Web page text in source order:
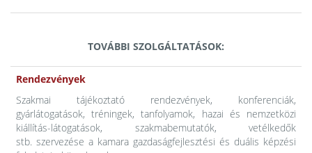
TOVÁBBI SZOLGÁLTATÁSOK:
Rendezvények
Szakmai tájékoztató rendezvények, konferenciák,
gyárlátogatások, tréningek, tanfolyamok, hazai és nemzetközi
kiállítás-látogatások, szakmabemutatók, vetélkedők
stb. szervezése a kamara gazdaságfejlesztési és duális képzési